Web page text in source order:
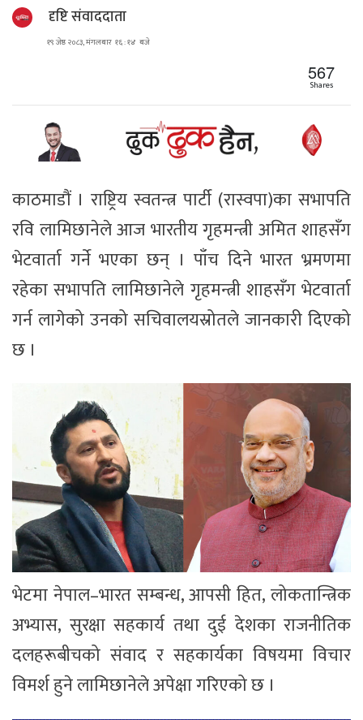
दृष्टि संवाददाता
१९ जेष्ठ २०८३, मंगलबार १६ : १४ बजे
567
Shares
काठमाडौं । राष्ट्रिय स्वतन्त्र पार्टी (रास्वपा)का सभापति
रवि लामिछानेले आज भारतीय गृहमन्त्री अमित शाहसँग
भेटवार्ता गर्ने भएका छन् । पाँच दिने भारत भ्रमणमा
रहेका सभापति लामिछानेले गृहमन्त्री शाहसँग भेटवार्ता
गर्न लागेको उनको सचिवालयस्रोतले जानकारी दिएको
छ ।
भेटमा नेपाल–भारत सम्बन्ध, आपसी हित, लोकतान्त्रिक
अभ्यास, सुरक्षा सहकार्य तथा दुई देशका राजनीतिक
दलहरूबीचको संवाद र सहकार्यका विषयमा विचार
विमर्श हुने लामिछानेले अपेक्षा गरिएको छ ।